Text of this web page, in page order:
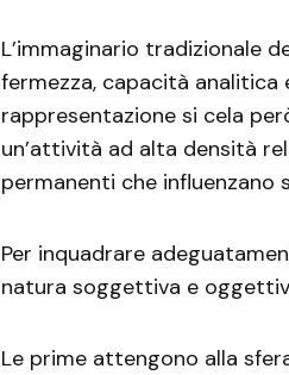
L’immaginario tradizionale
fermezza, capacità
rappresentazione si cela
un’attività ad alta densità
permanenti che influenzano
Per inquadrare
natura soggettiva e
Le prime attengono alla